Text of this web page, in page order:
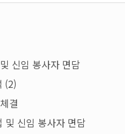
신임 봉사자 면담
(2)
결
및 신임 봉사자 면담